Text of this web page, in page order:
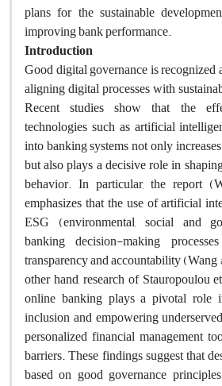
plans for the sustainable
improving bank performance.
Introduction
Good digital governance is
aligning digital processes with
Recent studies show that the
technologies such as artificial
into banking systems not only
but also plays a decisive role in
behavior. In particular, the report
emphasizes that the use of artificial
ESG (environmental, social and
banking decision-making
transparency and accountability (Wang
other hand, research of Stauropoulou
online banking plays a pivotal role
inclusion and empowering
personalized financial management
barriers. These findings suggest that
based on good governance